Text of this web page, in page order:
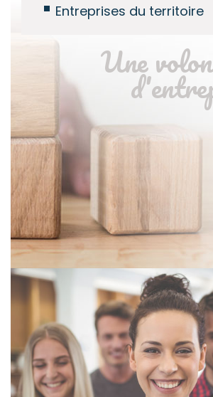
Entreprises du territoire
Une